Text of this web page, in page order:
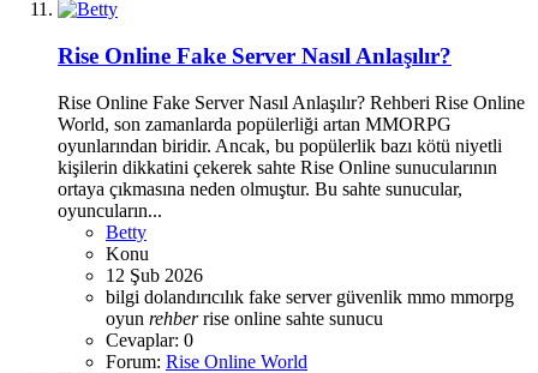
Rise Online Fake Server Nasıl Anlaşılır?
Rise Online Fake Server Nasıl Anlaşılır? Rehberi Rise Online
World, son zamanlarda popülerliği artan MMORPG
oyunlarından biridir. Ancak, bu popülerlik bazı kötü niyetli
kişilerin dikkatini çekerek sahte Rise Online sunucularının
ortaya çıkmasına neden olmuştur. Bu sahte sunucular,
oyuncuların...
Betty
Konu
12 Şub 2026
bilgi dolandırıcılık fake server güvenlik mmo mmorpg
oyun rehber rise online sahte sunucu
Cevaplar: 0
Forum: Rise Online World